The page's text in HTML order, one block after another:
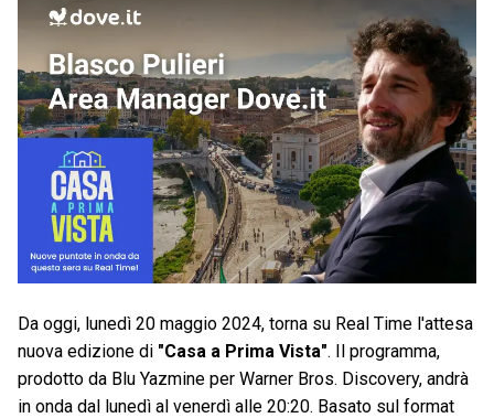
Da oggi, lunedì 20 maggio 2024, torna su Real Time l'attesa
nuova edizione di "Casa a Prima Vista". Il programma,
prodotto da Blu Yazmine per Warner Bros. Discovery, andrà
in onda dal lunedì al venerdì alle 20:20. Basato sul format